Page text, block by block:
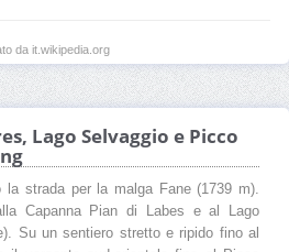
da it.wikipedia.org
Lago Selvaggio e Picco
strada per la malga Fane (1739 m).
Capanna Pian di Labes e al Lago
Su un sentiero stretto e ripido fino al